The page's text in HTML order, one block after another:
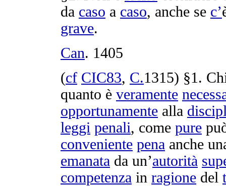
da caso a caso, anche se c’
grave.
Can. 1405
(cf CIC83, C.1315) §1.
quanto è veramente
opportunamente alla
leggi penali, come pure
conveniente pena anche
emanata da un’autorità
competenza in ragione del